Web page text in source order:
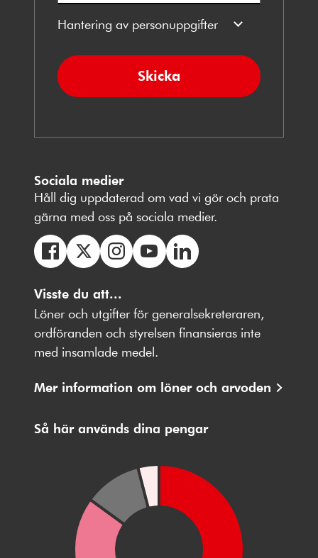
Hantering av personuppgifter
Skicka
Sociala medier
Håll dig uppdaterad om vad vi gör och prata
gärna med oss på sociala medier.
oss
på
Facebbok
oss
på
oss
på
Instagram
på
Youtube
på
LinkedIn
Visste du att...
Löner och utgifter för generalsekreteraren,
ordföranden och styrelsen finansieras inte
med insamlade medel.
Mer information om löner och arvoden
Så här används dina pengar